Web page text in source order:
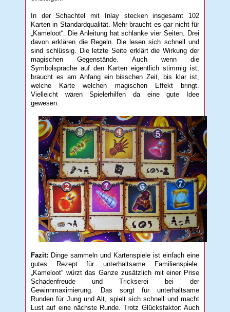
In der Schachtel mit Inlay stecken insgesamt 102
Karten in Standardqualität. Mehr braucht es gar nicht für
„Kameloot“. Die Anleitung hat schlanke vier Seiten. Drei
davon erklären die Regeln. Die lesen sich schnell und
sind schlüssig. Die letzte Seite erklärt die Wirkung der
magischen Gegenstände. Auch wenn die
Symbolsprache auf den Karten eigentlich stimmig ist,
braucht es am Anfang ein bisschen Zeit, bis klar ist,
welche Karte welchen magischen Effekt bringt.
Vielleicht wären Spielerhilfen da eine gute Idee
gewesen.
Fazit: Dinge sammeln und Kartenspiele ist einfach eine
gutes Rezept für unterhaltsame Familienspiele.
„Kameloot“ würzt das Ganze zusätzlich mit einer Prise
Schadenfreude und Trickserei bei der
Gewinnmaximierung. Das sorgt für unterhaltsame
Runden für Jung und Alt, spielt sich schnell und macht
Lust auf eine nächste Runde. Trotz Glücksfaktor: Auch